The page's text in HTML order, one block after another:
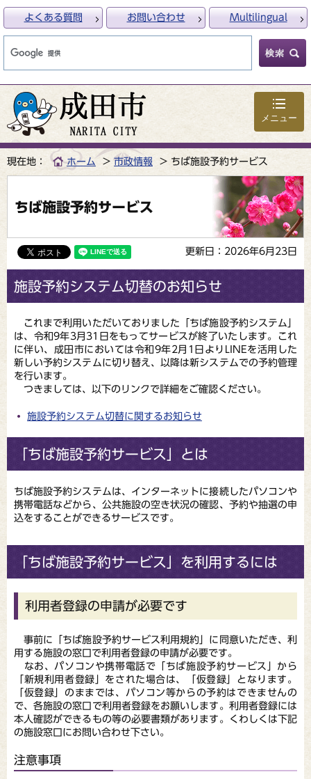
メニュー
よくある質問 お問い合わせ Multilingual
現在地： ホーム 市政情報 ちば施設予約サービス
ちば施設予約サービス
更新日：2026年6月23日
施設予約システム切替のお知らせ
これまで利用いただいておりました「ちば施設予約システム」
は、令和9年3月31日をもってサービスが終了いたします。これ
に伴い、成田市においては令和9年2月1日よりLINEを活用した
新しい予約システムに切り替え、以降は新システムでの予約管理
を行います。
つきましては、以下のリンクで詳細をご確認ください。
施設予約システム切替に関するお知らせ
「ちば施設予約サービス」とは
ちば施設予約システムは、インターネットに接続したパソコンや
携帯電話などから、公共施設の空き状況の確認、予約や抽選の申
込をすることができるサービスです。
「ちば施設予約サービス」を利用するには
利用者登録の申請が必要です
事前に「ちば施設予約サービス利用規約」に同意いただき、利
用する施設の窓口で利用者登録の申請が必要です。
なお、パソコンや携帯電話で「ちば施設予約サービス」から
「新規利用者登録」をされた場合は、「仮登録」となります。
「仮登録」のままでは、パソコン等からの予約はできませんの
で、各施設の窓口で利用者登録をお願いします。利用者登録には
本人確認ができるもの等の必要書類があります。くわしくは下記
の施設窓口にお問い合わせ下さい。
注意事項